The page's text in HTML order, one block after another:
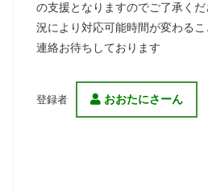
の支援となりますのでご了承く
況により対応可能時間が変わる
連絡お待ちしております
登録者 おおたにさーん